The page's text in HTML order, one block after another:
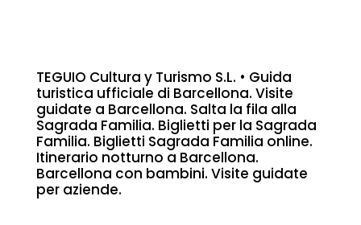
TEGUIO Cultura y Turismo S.L. • Guida
turistica ufficiale di Barcellona. Visite
guidate a Barcellona. Salta la fila alla
Sagrada Familia. Biglietti per la Sagrada
Familia. Biglietti Sagrada Familia online.
Itinerario notturno a Barcellona.
Barcellona con bambini. Visite guidate
per aziende.